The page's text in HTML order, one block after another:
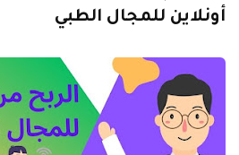
أونلاين للمجال الطبي